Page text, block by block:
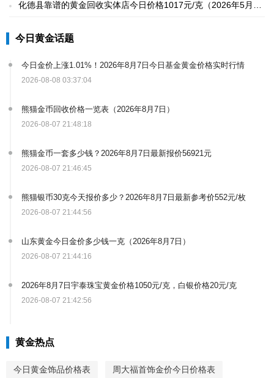
化德县靠谱的黄金回收实体店今日价格1017元/克（2026年5月12
今日黄金话题
今日金价上涨1.01%！2026年8月7日今日基金黄金价格实时行情
2026-08-08 03:37:04
熊猫金币回收价格一览表（2026年8月7日）
2026-08-07 21:48:18
熊猫金币一套多少钱？2026年8月7日最新报价56921元
2026-08-07 21:46:45
熊猫银币30克今天报价多少？2026年8月7日最新参考价552元/枚
2026-08-07 21:44:56
山东黄金今日金价多少钱一克（2026年8月7日）
2026-08-07 21:44:16
2026年8月7日宇泰珠宝黄金价格1050元/克，白银价格20元/克
2026-08-07 21:42:56
黄金热点
今日黄金饰品价格表 周大福首饰金价今日价格表